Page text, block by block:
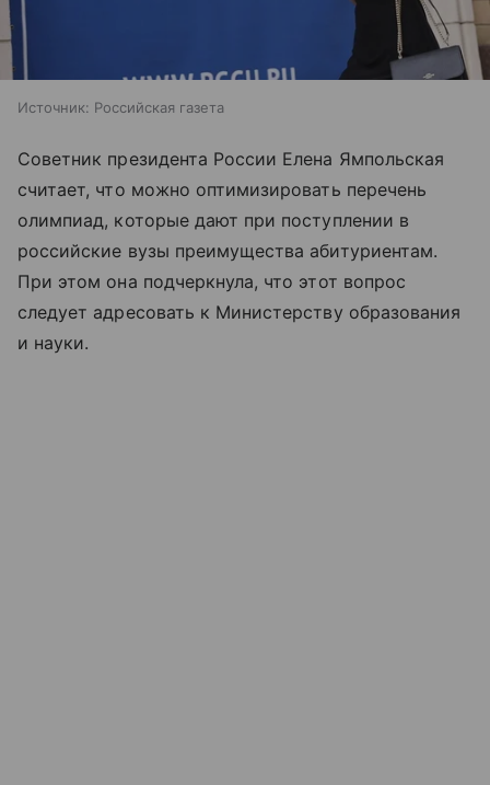
Источник: Российская газета
Советник президента России Елена Ямпольская
считает, что можно оптимизировать перечень
олимпиад, которые дают при поступлении в
российские вузы преимущества абитуриентам.
При этом она подчеркнула, что этот вопрос
следует адресовать к Министерству образования
и науки.